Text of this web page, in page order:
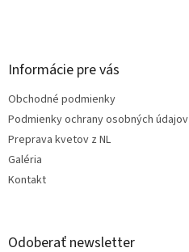
Informácie pre vás
Obchodné podmienky
Podmienky ochrany osobných údajov
Preprava kvetov z NL
Galéria
Kontakt
Odoberať newsletter